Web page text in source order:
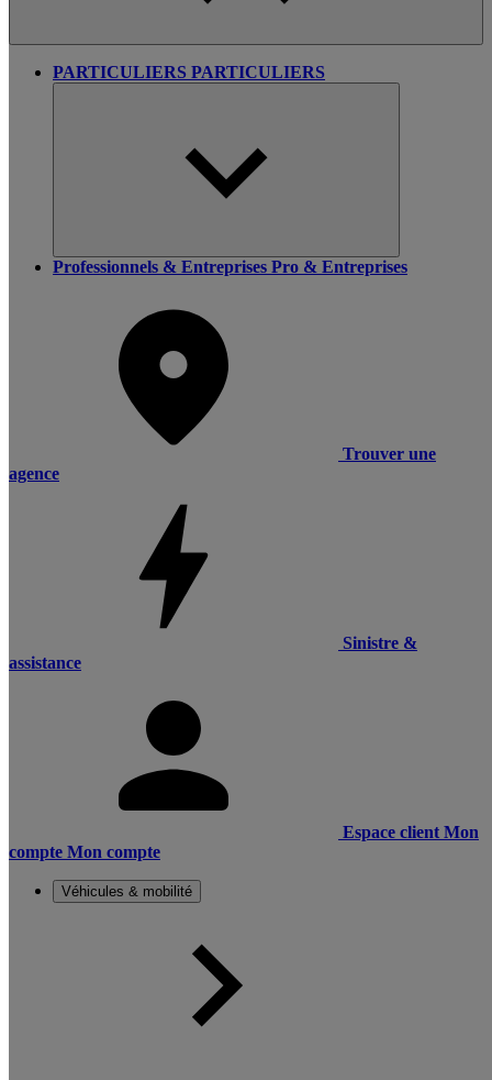
PARTICULIERS PARTICULIERS
Professionnels & Entreprises Pro & Entreprises
Trouver une
agence
Sinistre &
assistance
Espace client Mon
compte Mon compte
Véhicules & mobilité